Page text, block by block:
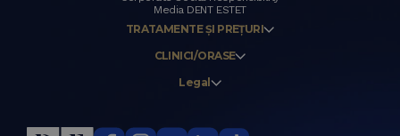
Media DENT ESTET
TRATAMENTE ȘI PREȚURI
CLINICI/ORASE
Legal